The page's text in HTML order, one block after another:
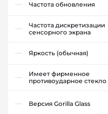
Частота обновления
Частота дискретизации
сенсорного экрана
Яркость (обычная)
Имеет фирменное
противоударное стекло
Версия Gorilla Glass